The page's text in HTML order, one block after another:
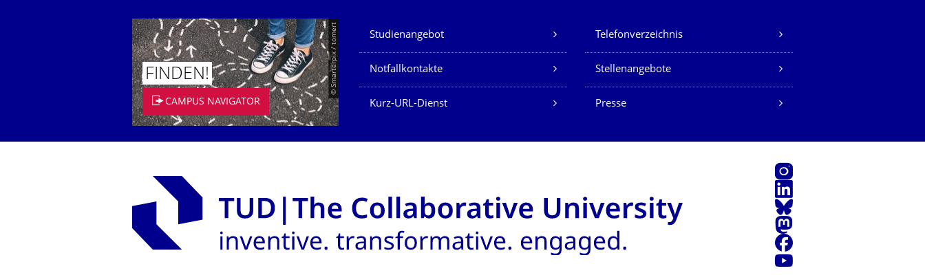
© Smarterpix / tomert
FINDEN!
CAMPUS NAVIGATOR
Unsere Dienste
Studienangebot Telefonverzeichnis
Notfallkontakte Stellenangebote
Kurz-URL-Dienst Presse
Instagram
LinkedIn
Bluesky
Mastodon
Facebook
Youtube